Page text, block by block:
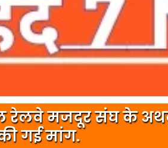
रेलवे मजदूर संघ के
की गई मांग.